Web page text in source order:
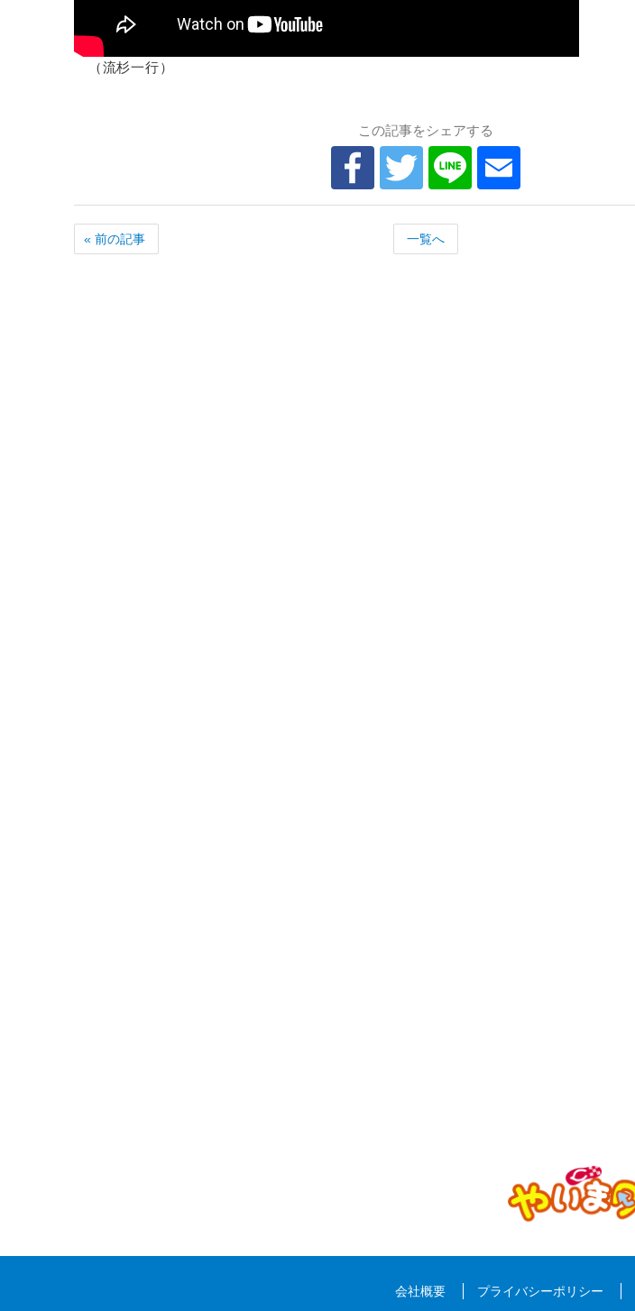
（流杉一行）
この記事をシェアする
« 前の記事 一覧へ
会社概要 プライバシーポリシー